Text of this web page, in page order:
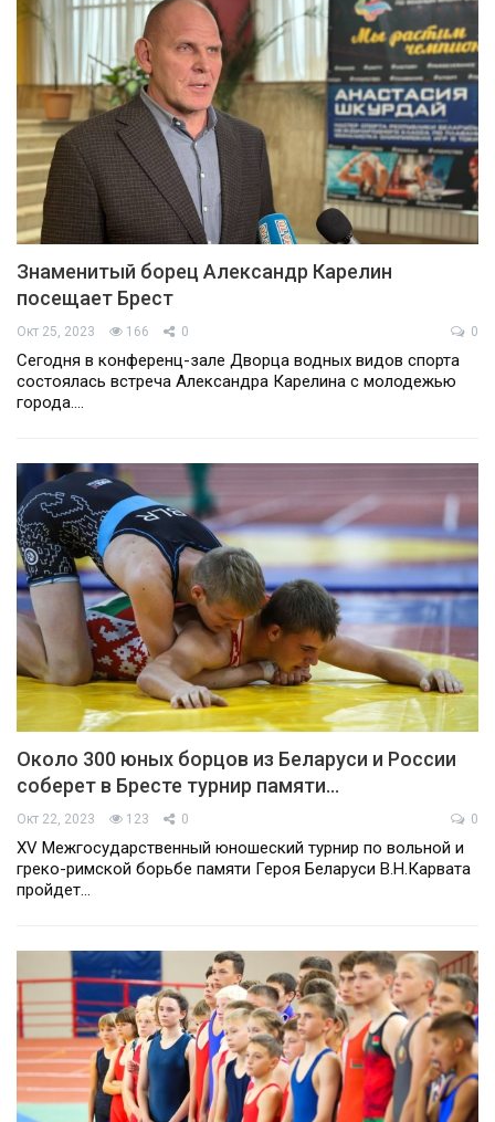
Знаменитый борец Александр Карелин
посещает Брест
Окт 25, 2023 166 0 0
Сегодня в конференц-зале Дворца водных видов спорта
состоялась встреча Александра Карелина с молодежью
города.…
Около 300 юных борцов из Беларуси и России
соберет в Бресте турнир памяти…
Окт 22, 2023 123 0 0
XV Межгосударственный юношеский турнир по вольной и
греко-римской борьбе памяти Героя Беларуси В.Н.Карвата
пройдет…